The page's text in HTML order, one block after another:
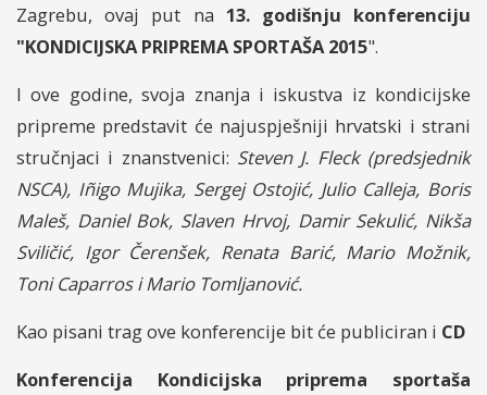
Zagrebu, ovaj put na 13. godišnju konferenciju
"KONDICIJSKA PRIPREMA SPORTAŠA 2015".
I ove godine, svoja znanja i iskustva iz kondicijske
pripreme predstavit će najuspješniji hrvatski i strani
stručnjaci i znanstvenici: Steven J. Fleck (predsjednik
NSCA), Iñigo Mujika, Sergej Ostojić, Julio Calleja, Boris
Maleš, Daniel Bok, Slaven Hrvoj, Damir Sekulić, Nikša
Sviličić, Igor Čerenšek, Renata Barić, Mario Možnik,
Toni Caparros i Mario Tomljanović.
Kao pisani trag ove konferencije bit će publiciran i CD
Konferencija Kondicijska priprema sportaša